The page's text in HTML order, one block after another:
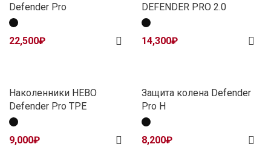
Defender Pro
22,500₽
DEFENDER PRO 2.0
14,300₽
Наколенники HEBO
Defender Pro TPE
9,000₽
Защита колена Defender
Pro H
8,200₽